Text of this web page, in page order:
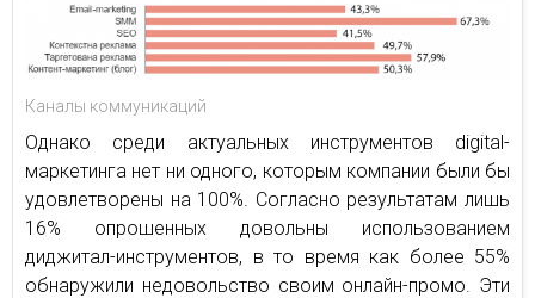
Каналы коммуникаций
Однако среди актуальных инструментов digital-
маркетинга нет ни одного, которым компании были бы
удовлетворены на 100%. Согласно результатам лишь
16% опрошенных довольны использованием
диджитал-инструментов, в то время как более 55%
обнаружили недовольство своим онлайн-промо. Эти